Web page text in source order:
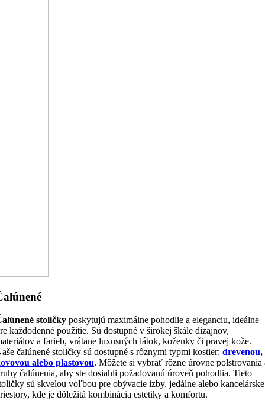
stoličky poskytujú maximálne pohodlie a eleganciu, ideálne
každodenné použitie. Sú dostupné v širokej škále dizajnov,
a farieb, vrátane luxusných látok, koženky či pravej kože.
čalúnené stoličky sú dostupné s rôznymi typmi kostier: drevenou,
alebo plastovou. Môžete si vybrať rôzne úrovne polstrovania
čalúnenia, aby ste dosiahli požadovanú úroveň pohodlia. Tieto
sú skvelou voľbou pre obývacie izby, jedálne alebo kancelárske
kde je dôležitá kombinácia estetiky a komfortu.